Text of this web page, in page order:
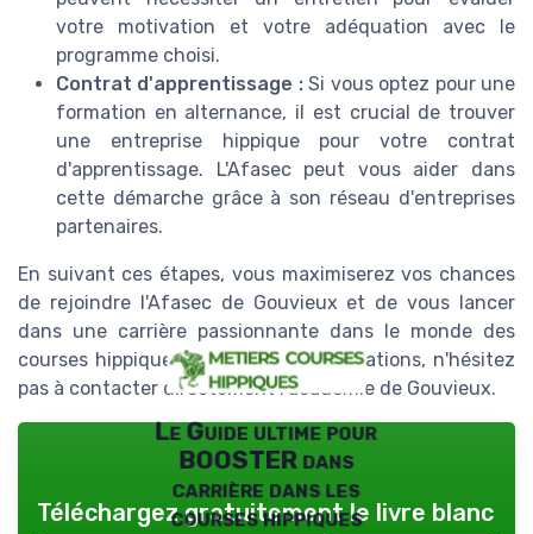
votre motivation et votre adéquation avec le
programme choisi.
Contrat d'apprentissage :Si vous optez pour une
formation en alternance, il est crucial de trouver
une entreprise hippique pour votre contrat
d'apprentissage. L'Afasec peut vous aider dans
cette démarche grâce à son réseau d'entreprises
partenaires.
En suivant ces étapes, vous maximiserez vos chances
de rejoindre l'Afasec de Gouvieux et de vous lancer
dans une carrière passionnante dans le monde des
courses hippiques. Pour plus d'informations, n'hésitez
pas à contacter directement l'académie de Gouvieux.
Le Guide ultime pour
BOOSTER dans
carrière dans les
courses hippiques
Téléchargez gratuitement le livre blanc